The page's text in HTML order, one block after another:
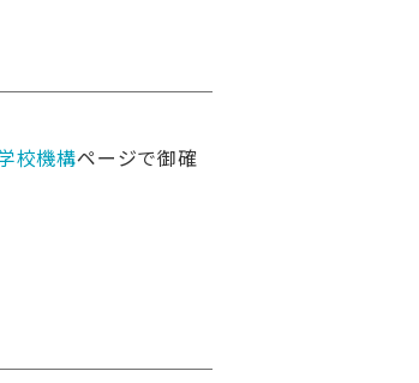
校機構ページで御確